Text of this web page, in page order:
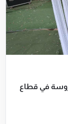
تزف 300 عريساً وعروسة في قطاع